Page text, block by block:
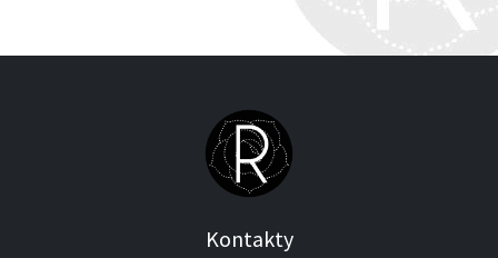
Kontakty